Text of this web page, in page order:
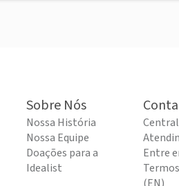
Sobre Nós
Nossa História
Nossa Equipe
Doações para a
Idealist
Entre